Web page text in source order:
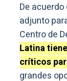
De
adjunto
Centro de
Latina
críticos
grandes